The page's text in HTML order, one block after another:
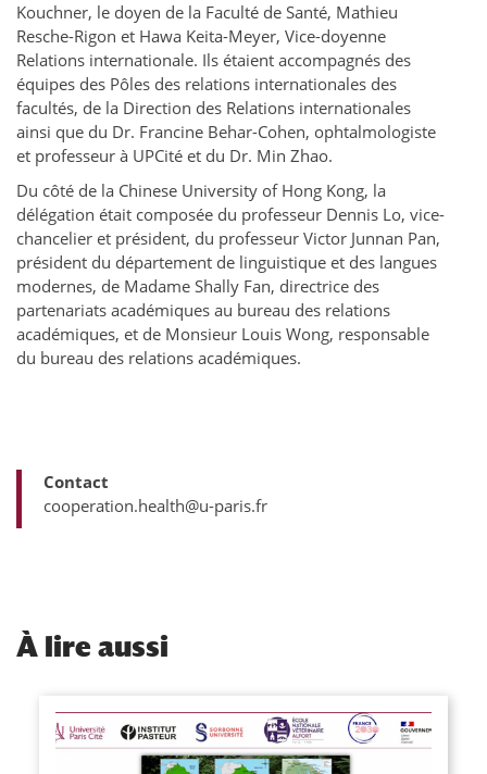
Kouchner, le doyen de la Faculté de Santé, Mathieu
Resche-Rigon et Hawa Keita-Meyer, Vice-doyenne
Relations internationale. Ils étaient accompagnés des
équipes des Pôles des relations internationales des
facultés, de la Direction des Relations internationales
ainsi que du Dr. Francine Behar-Cohen, ophtalmologiste
et professeur à UPCité et du Dr. Min Zhao.
Du côté de la Chinese University of Hong Kong, la
délégation était composée du professeur Dennis Lo, vice-
chancelier et président, du professeur Victor Junnan Pan,
président du département de linguistique et des langues
modernes, de Madame Shally Fan, directrice des
partenariats académiques au bureau des relations
académiques, et de Monsieur Louis Wong, responsable
du bureau des relations académiques.
Contact
cooperation.health@u-paris.fr
À lire aussi